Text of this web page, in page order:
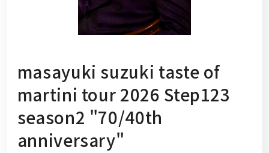
masayuki suzuki taste of
martini tour 2026 Step123
season2 "70/40th
anniversary"